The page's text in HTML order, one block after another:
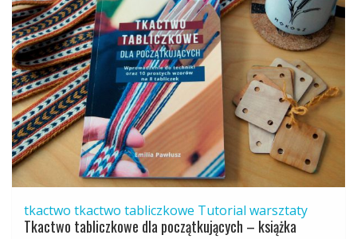
tkactwo tkactwo tabliczkowe Tutorial warsztaty
Tkactwo tabliczkowe dla początkujących – książka